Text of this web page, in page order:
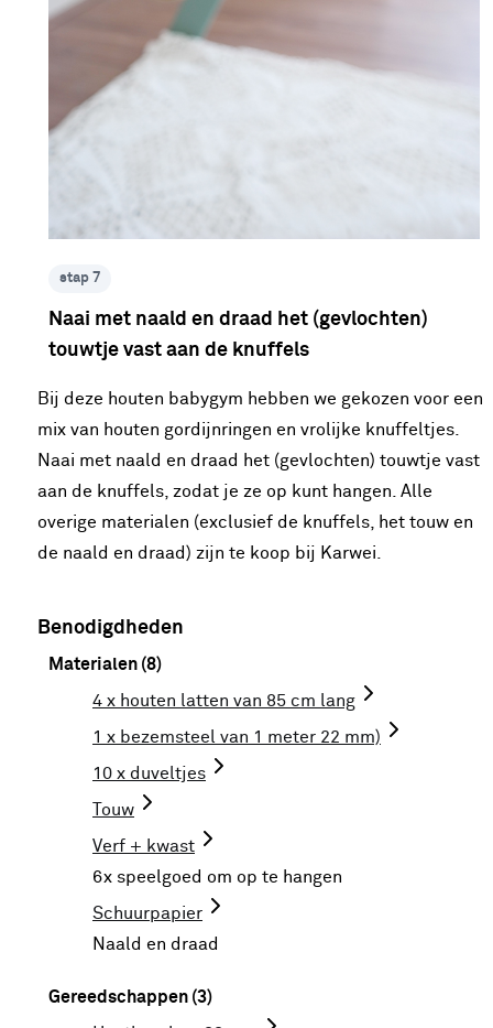
stap 7
Naai met naald en draad het (gevlochten)
touwtje vast aan de knuffels
Bij deze houten babygym hebben we gekozen voor een
mix van houten gordijnringen en vrolijke knuffeltjes.
Naai met naald en draad het (gevlochten) touwtje vast
aan de knuffels, zodat je ze op kunt hangen. Alle
overige materialen (exclusief de knuffels, het touw en
de naald en draad) zijn te koop bij Karwei.
Benodigdheden
Materialen (8)
4 x houten latten van 85 cm lang
1 x bezemsteel van 1 meter 22 mm)
10 x duveltjes
Touw
Verf + kwast
6x speelgoed om op te hangen
Schuurpapier
Naald en draad
Gereedschappen (3)